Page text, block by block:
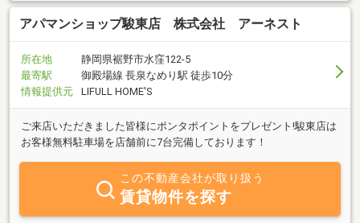
アパマンショップ駿東店 株式会社 アーネスト
所在地
静岡県裾野市水窪122-5
最寄駅
御殿場線 長泉なめり駅 徒歩10分
情報提供元
LIFULL HOME'S
ご来店いただきました皆様にポンタポイントをプレゼント!駿東店は
お客様無料駐車場を店舗前に7台完備しております！
この不動産会社が取り扱う
賃貸物件を探す